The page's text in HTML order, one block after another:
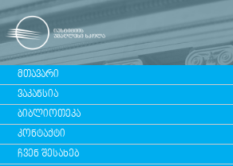
ᲛᲗᲐᲕᲐᲠᲘ
ᲕᲐᲙᲐᲜᲡᲘᲐ
ᲑᲘᲑᲚᲘᲝᲗᲔᲙᲐ
ᲙᲝᲜᲢᲐᲥᲢᲘ
ᲩᲕᲔᲜ ᲨᲔᲡᲐᲮᲔᲑ